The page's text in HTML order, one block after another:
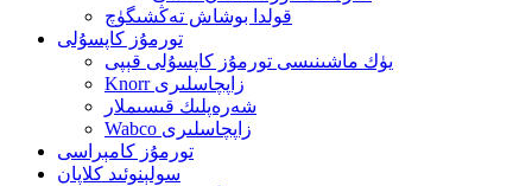
قولدا بوشاش تەڭشىگۈچ
تورمۇز كاپسۇلى
يۈك ماشىنىسى تورمۇز كاپسۇلى قېپى
Knorr زاپچاسلىرى
شەرەپلىك قىسىملار
Wabco زاپچاسلىرى
تورمۇز كامېراسى
سولېنوئىد كلاپان